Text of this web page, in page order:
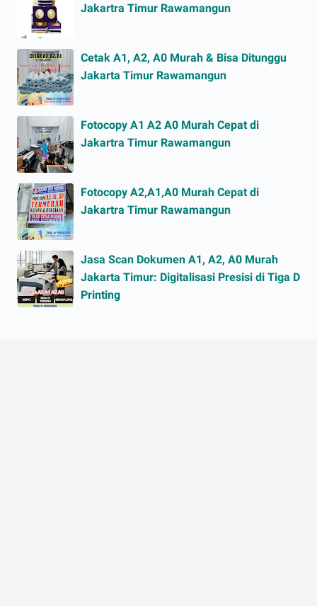
Jakartra Timur Rawamangun
Cetak A1, A2, A0 Murah & Bisa Ditunggu
Jakarta Timur Rawamangun
Fotocopy A1 A2 A0 Murah Cepat di
Jakartra Timur Rawamangun
Fotocopy A2,A1,A0 Murah Cepat di
Jakartra Timur Rawamangun
Jasa Scan Dokumen A1, A2, A0 Murah
Jakarta Timur: Digitalisasi Presisi di Tiga D
Printing